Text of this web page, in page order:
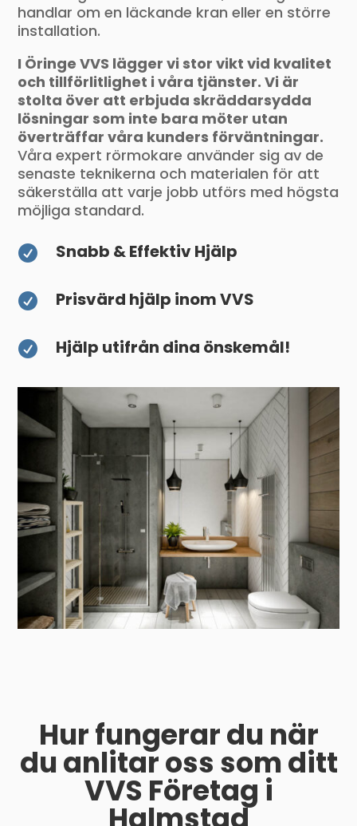
handlar om en läckande kran eller en större
installation.
I Öringe VVS lägger vi stor vikt vid kvalitet
och tillförlitlighet i våra tjänster. Vi är
stolta över att erbjuda skräddarsydda
lösningar som inte bara möter utan
överträffar våra kunders förväntningar.
Våra expert rörmokare använder sig av de
senaste teknikerna och materialen för att
säkerställa att varje jobb utförs med högsta
möjliga standard.
 Snabb & Effektiv Hjälp
 Prisvärd hjälp inom VVS
 Hjälp utifrån dina önskemål!
Hur fungerar du när
du anlitar oss som ditt
VVS Företag i
Halmstad